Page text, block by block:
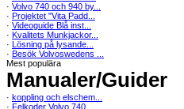
· Volvo 740 och 940 by...
· Projektet "Vita Padd...
· Videoguide Blå inst...
· Kvalitets Munkjackor...
· Lösning på lysande...
· Besök Volvoswedens ...
Mest populära
Manualer/Guider
· koppling och elschem...
· Felkoder Volvo 740